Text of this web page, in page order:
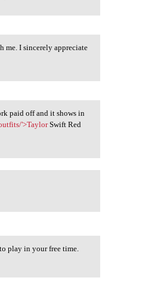
me. I sincerely appreciate
paid off and it shows in
'>TaylorSwift Red
play in your free time.